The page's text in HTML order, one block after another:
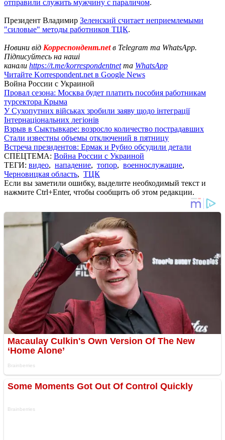
отправили служить мужчину с параличом.
Президент Владимир Зеленский считает неприемлемыми
"силовые" методы работников ТЦК.
Новини від Корреспондент.netв Telegram та WhatsApp.
Підписуйтесь на наші
канали https://t.me/korrespondentnetта WhatsApp
Читайте Korrespondent.net в Google News
Война России с Украиной
Провал сезона: Москва будет платить пособия работникам
турсектора Крыма
У Сухопутних військах зробили заяву щодо інтеграції
Інтернаціональних легіонів
Взрыв в Сыктывкаре: возросло количество пострадавших
Стали известны объемы отключений в пятницу
Встреча президентов: Ермак и Рубио обсудили детали
СПЕЦТЕМА: Война России с Украиной
ТЕГИ: видео, нападение, топор, военнослужащие,
Черновицкая область, ТЦК
Если вы заметили ошибку, выделите необходимый текст и
нажмите Ctrl+Enter, чтобы сообщить об этом редакции.